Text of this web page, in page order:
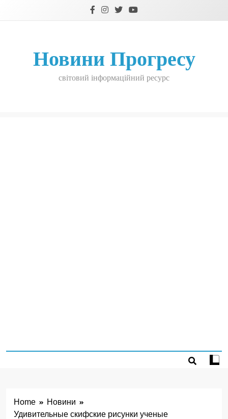
Новини Прогресу
світовий інформаційний ресурс
Home
Новини
Удивительные скифские рисунки ученые